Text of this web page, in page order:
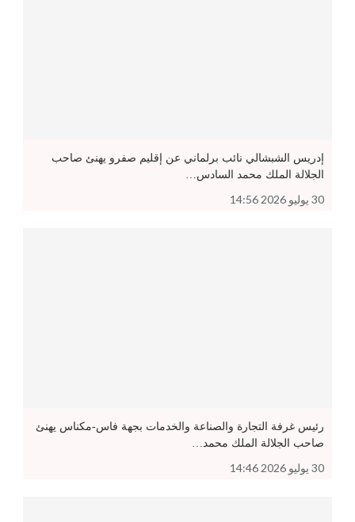
إدريس الشبشالي نائب برلماني عن إقليم صفرو يهنئ صاحب
الجلالة الملك محمد السادس…
30 يوليو 2026 14:56
رئيس غرفة التجارة والصناعة والخدمات بجهة فاس-مكناس يهنئ
صاحب الجلالة الملك محمد…
30 يوليو 2026 14:46